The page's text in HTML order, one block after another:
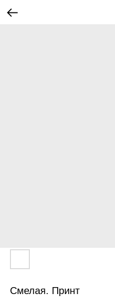
Смелая. Принт